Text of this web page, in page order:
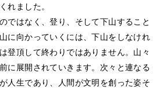
れました。
ではなく、登り、そして下山すること
に向かっていくには、下山をしなけれ
登頂して終わりではありません。山々
に展開されていきます。次々と連なる
人生であり、人間が文明を創った姿そ